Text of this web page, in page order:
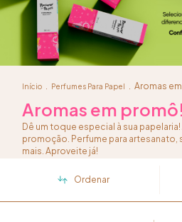
Início Perfumes Para Papel Aromas
Aromas em
Dê um toque especial à sua
promoção. Perfume para artesanato,
mais. Aproveite já!
Ordenar